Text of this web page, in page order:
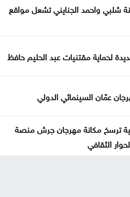
شلبي واحمد الجنايني تشعل مواقع
لحماية مقتنيات عبد الحليم حافظ
عمّان السينمائي الدولي
ترسخ مكانة مهرجان جرش منصة
الثقافي